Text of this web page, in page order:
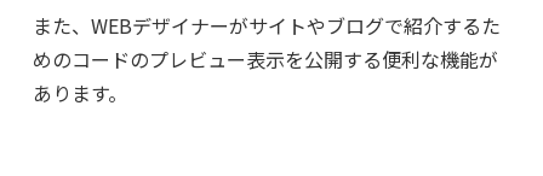
また、WEBデザイナーがサイトやブログで紹介するた
めのコードのプレビュー表示を公開する便利な機能が
あります。